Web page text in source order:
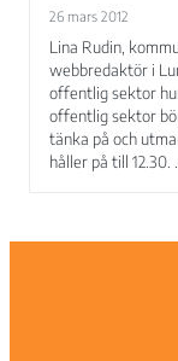
26 mars 2012
Lina Rudin,
webbredaktör i
offentlig sektor
offentlig sektor
tänka på och
håller på till 12.30. …